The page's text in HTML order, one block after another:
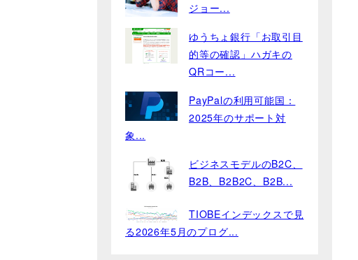
ジョー...
ゆうちょ銀行「お取引目
的等の確認」ハガキの
QRコー...
PayPalの利用可能国：
2025年のサポート対
象...
ビジネスモデルのB2C、
B2B、B2B2C、B2B...
TIOBEインデックスで見
る2026年5月のプログ...